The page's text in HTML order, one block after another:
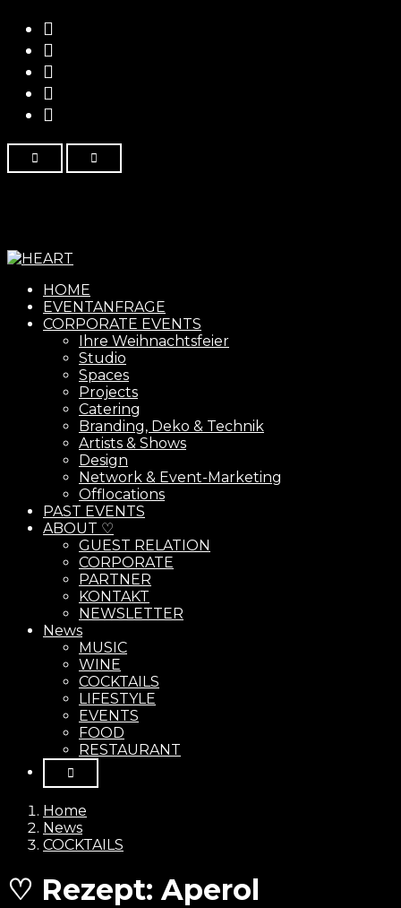
Menu
HOME
EVENTANFRAGE
CORPORATE EVENTS
Ihre Weihnachtsfeier
Studio
Spaces
Projects
Catering
Branding, Deko & Technik
Artists & Shows
Design
Network & Event-Marketing
Offlocations
PAST EVENTS
ABOUT ♡
GUEST RELATION
CORPORATE
PARTNER
KONTAKT
NEWSLETTER
News
MUSIC
WINE
COCKTAILS
LIFESTYLE
EVENTS
FOOD
RESTAURANT
Home
News
COCKTAILS
♡ Rezept: Aperol